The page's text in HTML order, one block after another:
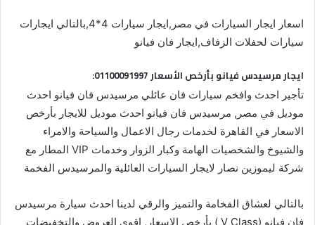
اسعار ايجار السيارات في مصر,ايجار سيارات 4*4,بالتالي ايجارات
سيارات لحفلات الزفاف,ايجار فان فيانو
ايجار مرسيدس فيانو بأرخص الأسعار 01100091997:
تأجير احدث وافخم سيارات فان عائلي مرسيدس فان فيانو احدث
موديل في مصر, مرسيدس فان فيانو احدث موديل للايجار بأرخص
الاسعار في القاهرة لخدمات رجال الاعمال والسياحة والامراء
والشيوخ والشخصيات الهامة وكبار الزوار وخدمات VIP المطار مع
شركة ليموزين نصار لايجار السيارات العائلية والمرسيدس الفخمة
بالتالي لعشاق الفخامة والتميز والرقي لدينا احدث سيارة مرسيدس
فان فيانو (V Class ) بأرخص الاسعار, اقوي العروض والتخفيضات